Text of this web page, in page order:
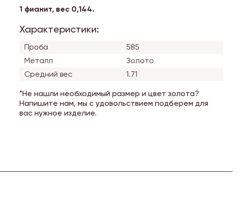
1 фианит, вес 0,144.
Характеристики:
Проба
585
Металл
Золото
Средний вес
1.71
*Не нашли необходимый размер и цвет золота?
Напишите нам, мы с удовольствием подберем для
вас нужное изделие.